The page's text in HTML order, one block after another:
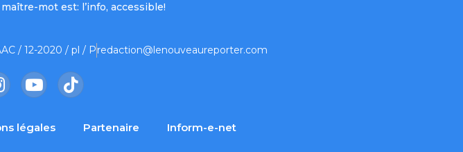
mot est: l’info, accessible!
/ 12-2020 / pl / Predaction@lenouveaureporter.com
YouTubeTikTok
légales Partenaire Inform-e-net